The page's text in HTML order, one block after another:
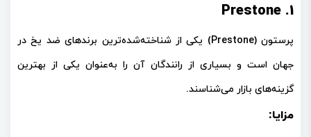
1. Prestone
پرستون (Prestone)
یکی از شناخته‌شده‌ترین برندهای ضد یخ در
جهان است و بسیاری از رانندگان آن را به‌عنوان یکی از بهترین
گزینه‌های بازار می‌شناسند.
مزایا: